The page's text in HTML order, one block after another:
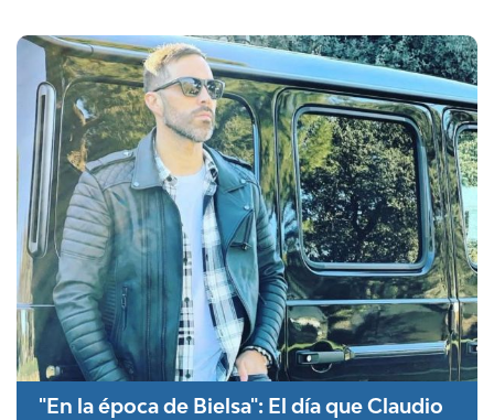
"En la época de Bielsa": El día que Claudio